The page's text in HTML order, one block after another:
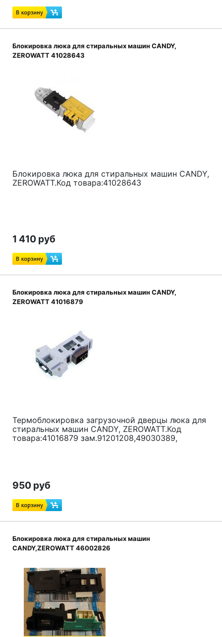
Блокировка люка для стиральных машин CANDY,
ZEROWATT 41028643
Блокировка люка для стиральных машин CANDY,
ZEROWATT.Код товара:41028643
1 410 руб
Блокировка люка для стиральных машин CANDY,
ZEROWATT 41016879
Термоблокировка загрузочной дверцы люка для
стиральных машин CANDY, ZEROWATT.Код
товара:41016879 зам.91201208,49030389,
950 руб
Блокировка люка для стиральных машин
CANDY,ZEROWATT 46002826